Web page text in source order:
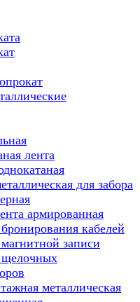
лента
для забора
армированная
кабелей
записи
щелочных
металлическая